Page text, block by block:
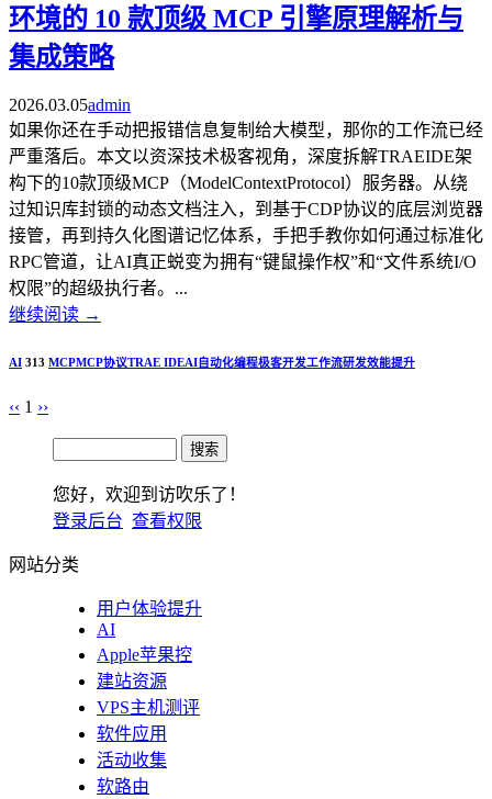
环境的 10 款顶级 MCP 引擎原理解析与
集成策略
2026.03.05admin
如果你还在手动把报错信息复制给大模型，那你的工作流已经
严重落后。本文以资深技术极客视角，深度拆解TRAEIDE架
构下的10款顶级MCP（ModelContextProtocol）服务器。从绕
过知识库封锁的动态文档注入，到基于CDP协议的底层浏览器
接管，再到持久化图谱记忆体系，手把手教你如何通过标准化
RPC管道，让AI真正蜕变为拥有“键鼠操作权”和“文件系统I/O
权限”的超级执行者。...
继续阅读 →
AI 313 MCPMCP协议TRAE IDEAI自动化编程极客开发工作流研发效能提升
‹‹ 1 ››
您好，欢迎到访吹乐了！
登录后台 查看权限
网站分类
用户体验提升
AI
Apple苹果控
建站资源
VPS主机测评
软件应用
活动收集
软路由